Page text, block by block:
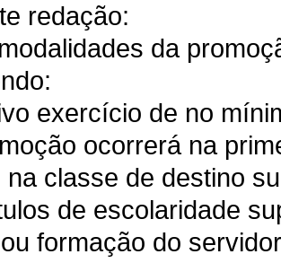
redação:
da
exercício de no
ocorrerá na
na classe de destino
de escolaridade
formação do